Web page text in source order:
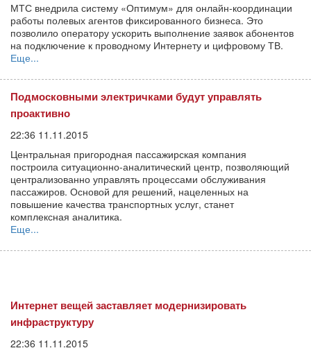
МТС внедрила систему «Оптимум» для онлайн-координации
работы полевых агентов фиксированного бизнеса. Это
позволило оператору ускорить выполнение заявок абонентов
на подключение к проводному Интернету и цифровому ТВ.
Еще...
Подмосковными электричками будут управлять
проактивно
22:36 11.11.2015
Центральная пригородная пассажирская компания
построила ситуационно-аналитический центр, позволяющий
централизованно управлять процессами обслуживания
пассажиров. Основой для решений, нацеленных на
повышение качества транспортных услуг, станет
комплексная аналитика.
Еще...
Интернет вещей заставляет модернизировать
инфраструктуру
22:36 11.11.2015